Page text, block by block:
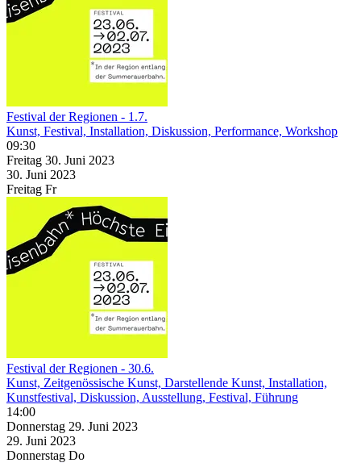
Festival der Regionen - 1.7.
Kunst, Festival, Installation, Diskussion, Performance, Workshop
09:30
Freitag 30. Juni 2023
30. Juni 2023
Freitag Fr
Festival der Regionen - 30.6.
Kunst, Zeitgenössische Kunst, Darstellende Kunst, Installation,
Kunstfestival, Diskussion, Ausstellung, Festival, Führung
14:00
Donnerstag 29. Juni 2023
29. Juni 2023
Donnerstag Do